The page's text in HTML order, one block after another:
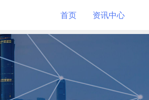
首页 资讯中心